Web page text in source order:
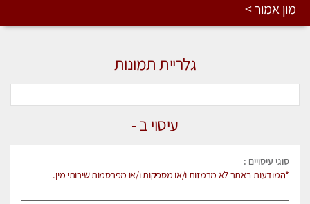
מון אמור >
עיסוי ב -
סוגי עיסויים :
*המודעות באתר לא מרמזות ו/או מספקות ו/או מפרסמות שירותי מין.
גלריית תמונות